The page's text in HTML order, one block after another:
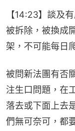
【14:23】談及
被拆除，被換成
架，不可能每日
被問新法團有否
注生口問題，在
落去或下面上去
們無可奈可，都